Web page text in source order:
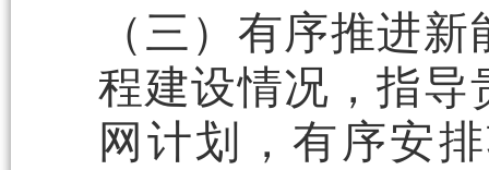
（三）有序推进
程建设情况，指导
网计划，有序安